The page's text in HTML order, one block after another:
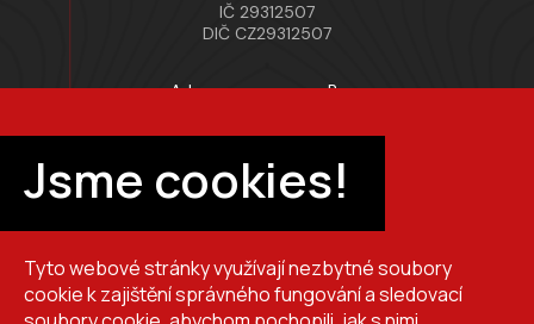
Jsme cookies!
Tyto webové stránky využívají nezbytné soubory
cookie k zajištění správného fungování a sledovací
IČ 29312507
DIČ CZ29312507
Adresa provozovny Brno
Pracovní doba
Po–Pá 7:00 – 15:30
+420 725 510 044
obchod@brslik.cz